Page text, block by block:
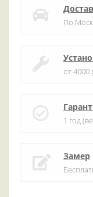
По
от 4000
1 год
Замер